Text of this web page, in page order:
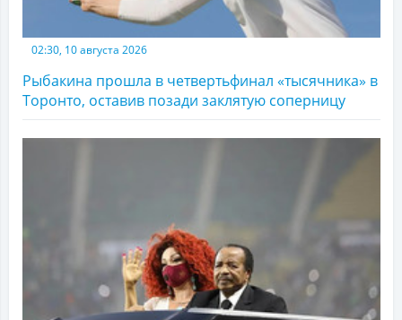
02:30, 10 августа 2026
Рыбакина прошла в четвертьфинал «тысячника» в
Торонто, оставив позади заклятую соперницу